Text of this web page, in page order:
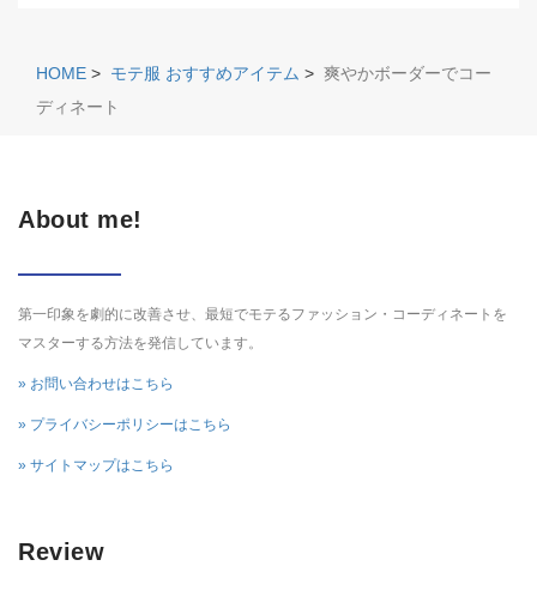
HOME > モテ服 おすすめアイテム > 爽やかボーダーでコー
ディネート
About me!
第一印象を劇的に改善させ、最短でモテるファッション・コーディネートを
マスターする方法を発信しています。
» お問い合わせはこちら
» プライバシーポリシーはこちら
» サイトマップはこちら
Review